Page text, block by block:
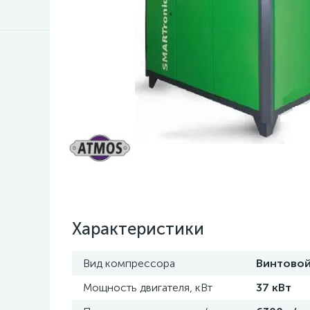
Характеристики
Вид компрессора
Мощность двигателя, кВт
37 кВт